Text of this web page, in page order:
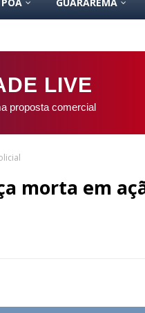
LIVE
proposta comercial
morta em